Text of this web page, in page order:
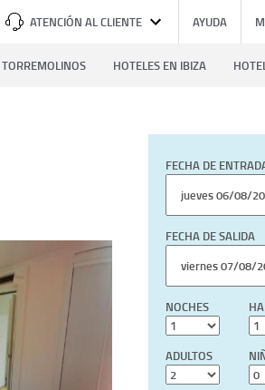
ATENCIÓN AL CLIENTE AYUDA
HOTELES EN IBIZA
FECHA DE
FECHA DE SALIDA
NOCHES
ADULTOS